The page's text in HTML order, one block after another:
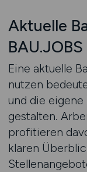
Aktuelle
Eine aktuelle
nutzen
und die
gestalten.
profitieren
klaren